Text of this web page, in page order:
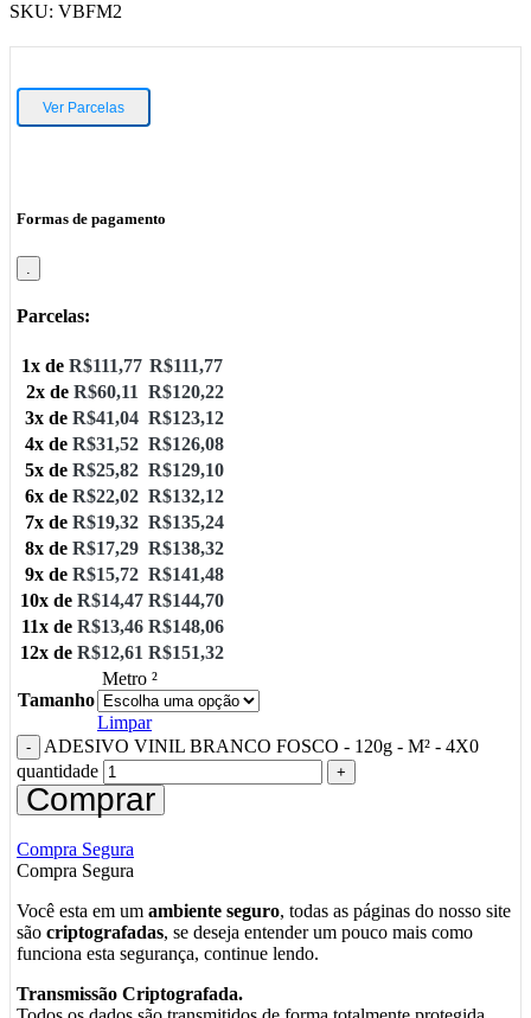
SKU: VBFM2
Ver Parcelas
Formas de pagamento
Parcelas:
1x de R$111,77 R$111,77
2x de R$60,11 R$120,22
3x de R$41,04 R$123,12
4x de R$31,52 R$126,08
5x de R$25,82 R$129,10
6x de R$22,02 R$132,12
7x de R$19,32 R$135,24
8x de R$17,29 R$138,32
9x de R$15,72 R$141,48
10x de R$14,47 R$144,70
11x de R$13,46 R$148,06
12x de R$12,61 R$151,32
Tamanho
Metro ²
Limpar
ADESIVO VINIL BRANCO FOSCO - 120g - M² - 4X0
quantidade
Comprar
Compra Segura
Compra Segura
Você esta em um ambiente seguro, todas as páginas do nosso site
são criptografadas, se deseja entender um pouco mais como
funciona esta segurança, continue lendo.
Transmissão Criptografada.